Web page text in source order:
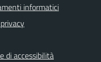
informatici
di accessibilità